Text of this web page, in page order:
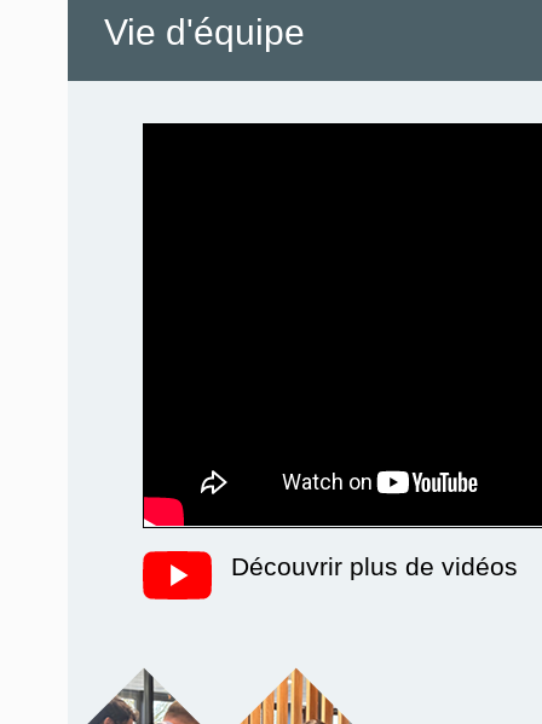
Vie d'équipe
Découvrir plus de vidéos